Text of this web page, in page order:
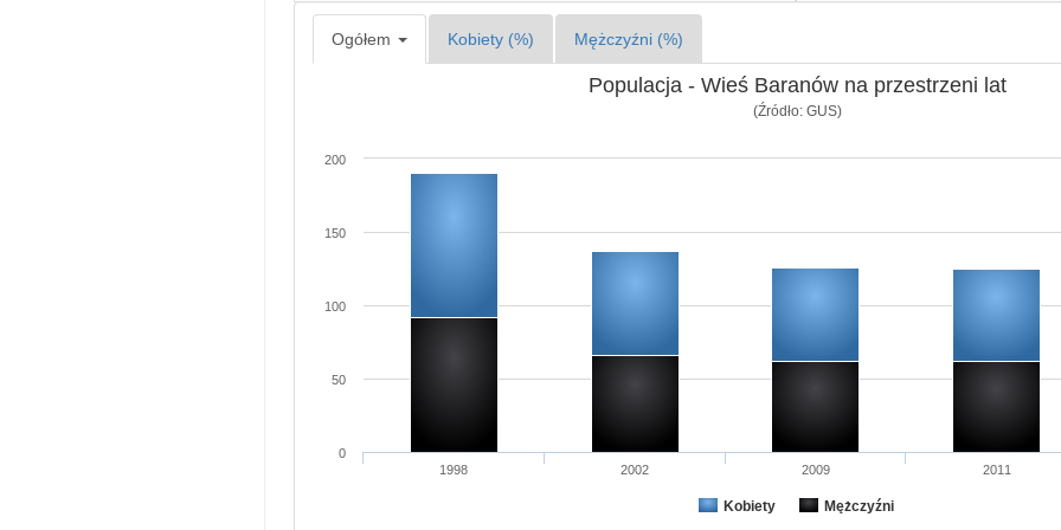
Ogółem Kobiety (%) Mężczyźni (%)
Populacja - Wieś Baranów na przestrzeni lat
(Źródło: GUS)
Kobiety Mężczyźni
1998 2002 2009 2011
0
50
100
150
200